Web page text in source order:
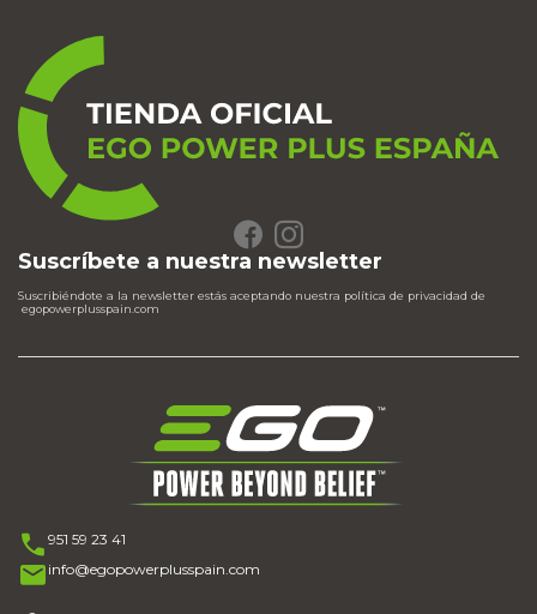
Suscríbete a nuestra newsletter
Suscribiéndote a la newsletter estás aceptando nuestra política de privacidad de
egopowerplusspain.com
951 59 23 41
info@egopowerplusspain.com